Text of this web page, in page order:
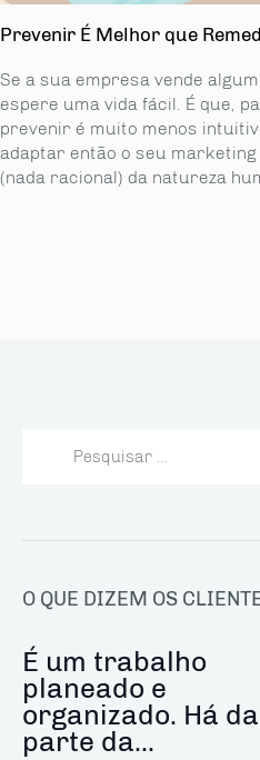
Prevenir É Melhor que
Se a sua empresa vende
espere uma vida fácil. É que,
prevenir é muito menos
adaptar então o seu
(nada racional) da natureza
O QUE DIZEM OS
É um trabalho
planeado e
organizado. Há da
parte da...